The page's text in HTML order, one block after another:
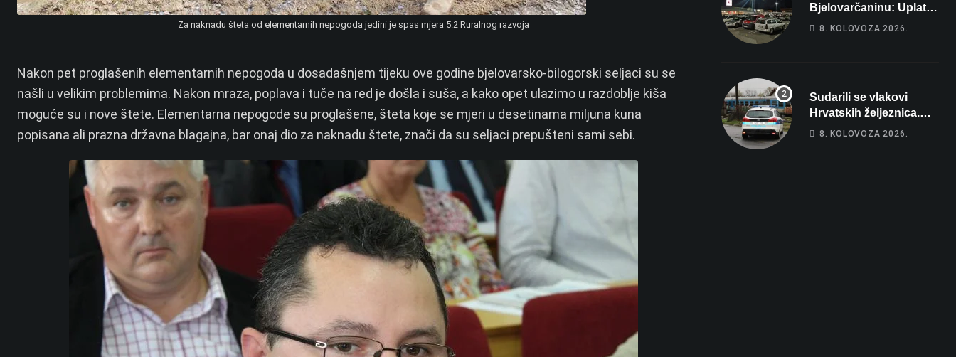
Za naknadu šteta od elementarnih nepogoda jedini je spas mjera 5.2 Ruralnog razvoja
Nakon pet proglašenih elementarnih nepogoda u dosadašnjem tijeku ove godine bjelovarsko-bilogorski seljaci su se
našli u velikim problemima. Nakon mraza, poplava i tuče na red je došla i suša, a kako opet ulazimo u razdoblje kiša
moguće su i nove štete. Elementarna nepogode su proglašene, šteta koje se mjeri u desetinama miljuna kuna
popisana ali prazna državna blagajna, bar onaj dio za naknadu štete, znači da su seljaci prepušteni sami sebi.
Bjelovarčaninu: Uplatio
samo 4 eura, a osvojio
8. KOLOVOZA 2026.
Sudarili se vlakovi
Hrvatskih željeznica.
Šestero osoba teško
8. KOLOVOZA 2026.